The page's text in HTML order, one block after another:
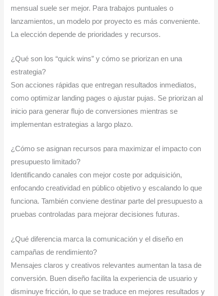
mensual suele ser mejor. Para trabajos puntuales o
lanzamientos, un modelo por proyecto es más conveniente.
La elección depende de prioridades y recursos.
¿Qué son los “quick wins” y cómo se priorizan en una
estrategia?
Son acciones rápidas que entregan resultados inmediatos,
como optimizar landing pages o ajustar pujas. Se priorizan al
inicio para generar flujo de conversiones mientras se
implementan estrategias a largo plazo.
¿Cómo se asignan recursos para maximizar el impacto con
presupuesto limitado?
Identificando canales con mejor coste por adquisición,
enfocando creatividad en público objetivo y escalando lo que
funciona. También conviene destinar parte del presupuesto a
pruebas controladas para mejorar decisiones futuras.
¿Qué diferencia marca la comunicación y el diseño en
campañas de rendimiento?
Mensajes claros y creativos relevantes aumentan la tasa de
conversión. Buen diseño facilita la experiencia de usuario y
disminuye fricción, lo que se traduce en mejores resultados y